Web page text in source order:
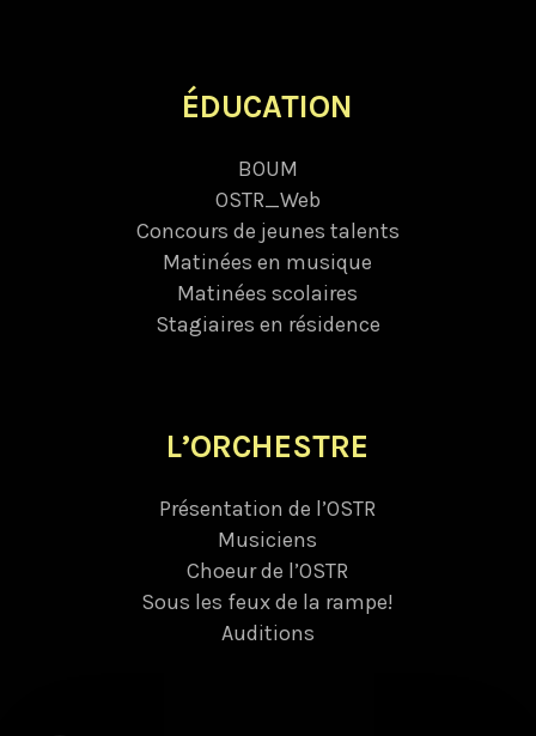
ÉDUCATION
BOUM
OSTR_Web
Concours de jeunes talents
Matinées en musique
Matinées scolaires
Stagiaires en résidence
L’ORCHESTRE
Présentation de l’OSTR
Musiciens
Choeur de l’OSTR
Sous les feux de la rampe!
Auditions